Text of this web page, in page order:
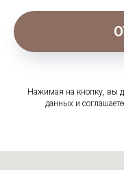
Нажимая на кнопку, вы
данных и